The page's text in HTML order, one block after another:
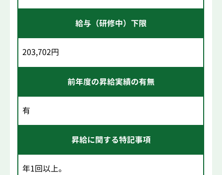
給与（研修中）下限
203,702円
前年度の昇給実績の有無
有
昇給に関する特記事項
年1回以上。